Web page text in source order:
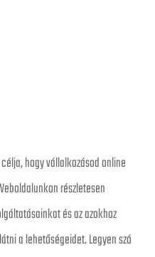
célja, hogy vállalkozásod online
részletesen
és az azokhoz
a lehetőségeidet. Legyen szó